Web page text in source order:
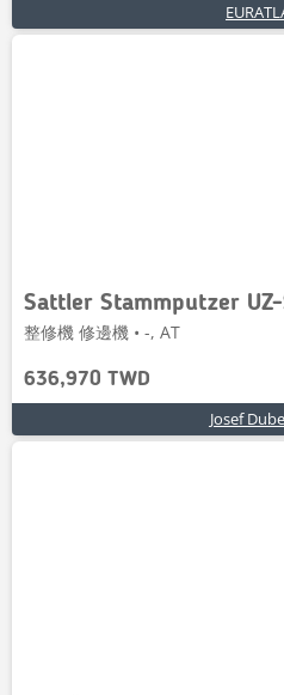
Sattler Stammputzer UZ-
整修機 修邊機 • -, AT
636,970 TWD
Josef